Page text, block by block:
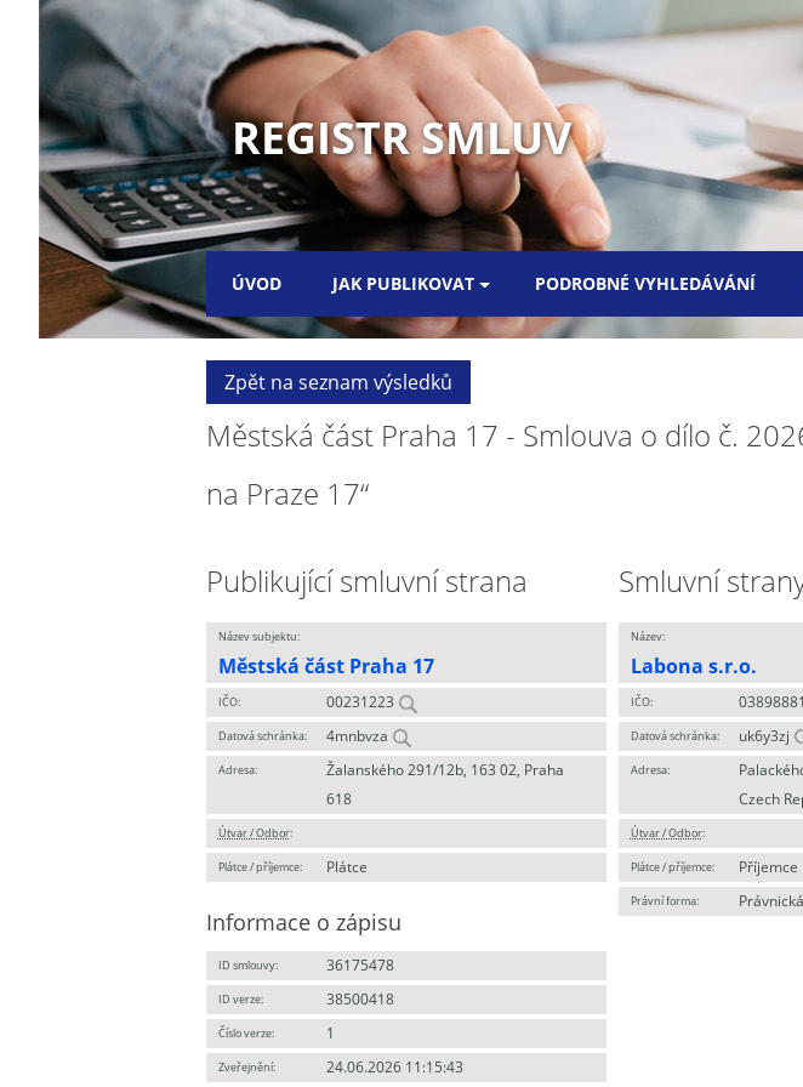
REGISTR SMLUV
ÚVOD JAK PUBLIKOVAT PODROBNÉ VYHLEDÁVÁNÍ
Zpět na seznam výsledků
Městská část Praha 17 - Smlouva o dílo č.
na Praze 17“
Publikující smluvní strana
Název subjektu:
Městská část Praha 17
IČO: 00231223
Datová schránka: 4mnbvza
Adresa:
Žalanského 291/12b, 163 02, Praha
618
Útvar / Odbor:
Plátce / příjemce: Plátce
Informace o zápisu
ID smlouvy: 36175478
ID verze: 38500418
Číslo verze: 1
Zveřejnění: 24.06.2026 11:15:43
Smluvní
Název:
Labona s.r.o.
IČO: 03898881
Datová schránka: uk6y3zj
Adresa:
Czech
Útvar / Odbor:
Plátce / příjemce: Příjemce
Právní forma: